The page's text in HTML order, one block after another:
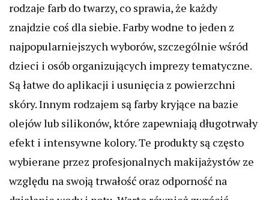
rodzaje farb do twarzy, co sprawia, że każdy
znajdzie coś dla siebie. Farby wodne to jeden z
najpopularniejszych wyborów, szczególnie wśród
dzieci i osób organizujących imprezy tematyczne.
Są łatwe do aplikacji i usunięcia z powierzchni
skóry. Innym rodzajem są farby kryjące na bazie
olejów lub silikonów, które zapewniają długotrwały
efekt i intensywne kolory. Te produkty są często
wybierane przez profesjonalnych makijażystów ze
względu na swoją trwałość oraz odporność na